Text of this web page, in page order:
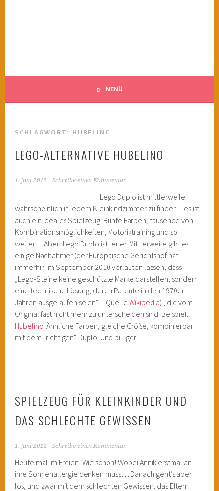
MENÜ
SCHLAGWORT: HUBELINO
LEGO-ALTERNATIVE HUBELINO
1. Juni 2012 Schreibe einen Kommentar
Lego Duplo ist mittlerweile
wahrscheinlich in jedem Kleinkindzimmer zu finden – es ist
auch ein ideales Spielzeug. Bunte Farben, tausende von
Kombinationsmöglichkeiten, Motoriktraining und so
weiter… Aber: Lego Duplo ist teuer. Mittlerweile gibt es
einige Nachahmer (der Europäische Gerichtshof hat
immerhin im September 2010 verlauten lassen, dass
„Lego-Steine keine geschützte Marke darstellen, sondern
eine technische Lösung, deren Patente in den 1970er
Jahren ausgelaufen seien“ – QuelleWikipedia) , die vom
Original fast nicht mehr zu unterscheiden sind. Beispiel:
Hubelino. Ähnliche Farben, gleiche Größe, kombinierbar
mit dem „richtigen“ Duplo. Und billiger.
SPIELZEUG FÜR KLEINKINDER UND
DAS SCHLECHTE GEWISSEN
1. Juni 2012 Schreibe einen Kommentar
Heute mal im Freien! Wie schön! Wobei Annik erstmal an
ihre Sonnenallergie denken muss… Danach geht’s aber
los, und zwar mit dem schlechten Gewissen, das Eltern